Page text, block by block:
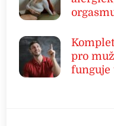
pro
funguje